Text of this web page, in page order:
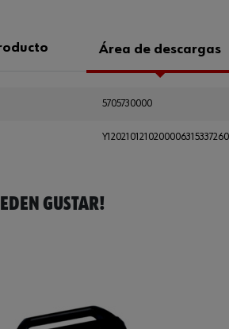
Área de descargas
5705730000
GUSTAR!